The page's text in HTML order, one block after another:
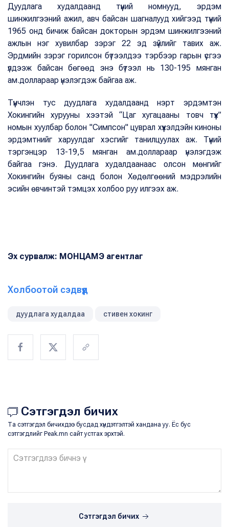
Дуудлага худалдаанд түүний номнууд, эрдэм
шинжилгээний ажил, авч байсан шагналууд хийгээд түүний
1965 онд бичиж байсан докторын эрдэм шинжилгээний
ажлын нэг хувилбар зэрэг 22 эд зүйлийг тавих аж.
Эрдмийн зэрэг горилсон бүтээлдээ тэрбээр гарын үсгээ
үлдээж байсан бөгөөд энэ бүтээл нь 130-195 мянган
ам.доллараар үнэлэгдэж байгаа аж.
Түүнчлэн тус дуудлага худалдаанд нэрт эрдэмтэн
Хокингийн хурууны хээтэй “Цаг хугацааны товч түүх”
номын хуулбар болон "Симпсон" цуврал хүүхэлдэйн киноны
эрдэмтнийг харуулдаг хэсгийг танилцуулах аж. Түүний
тэргэнцэр 13-19,5 мянган ам.доллараар үнэлэгдэж
байгаа гэнэ. Дуудлага худалдаанаас олсон мөнгийг
Хокингийн буяны санд болон Хөдөлгөөний мэдрэлийн
эсийн өвчинтэй тэмцэх холбоо руу илгээх аж.
Эх сурвалж: МОНЦАМЭ агентлаг
Холбоотой сэдвүүд
дуудлага худалдаа стивен хокинг
Сэтгэгдэл бичих
Та сэтгэгдэл бичихдээ бусдад хүндэтгэлтэй хандана уу. Ёс бус
сэтгэгдлийг Peak.mn сайт устгах эрхтэй.
Сэтгэгдэл бичих